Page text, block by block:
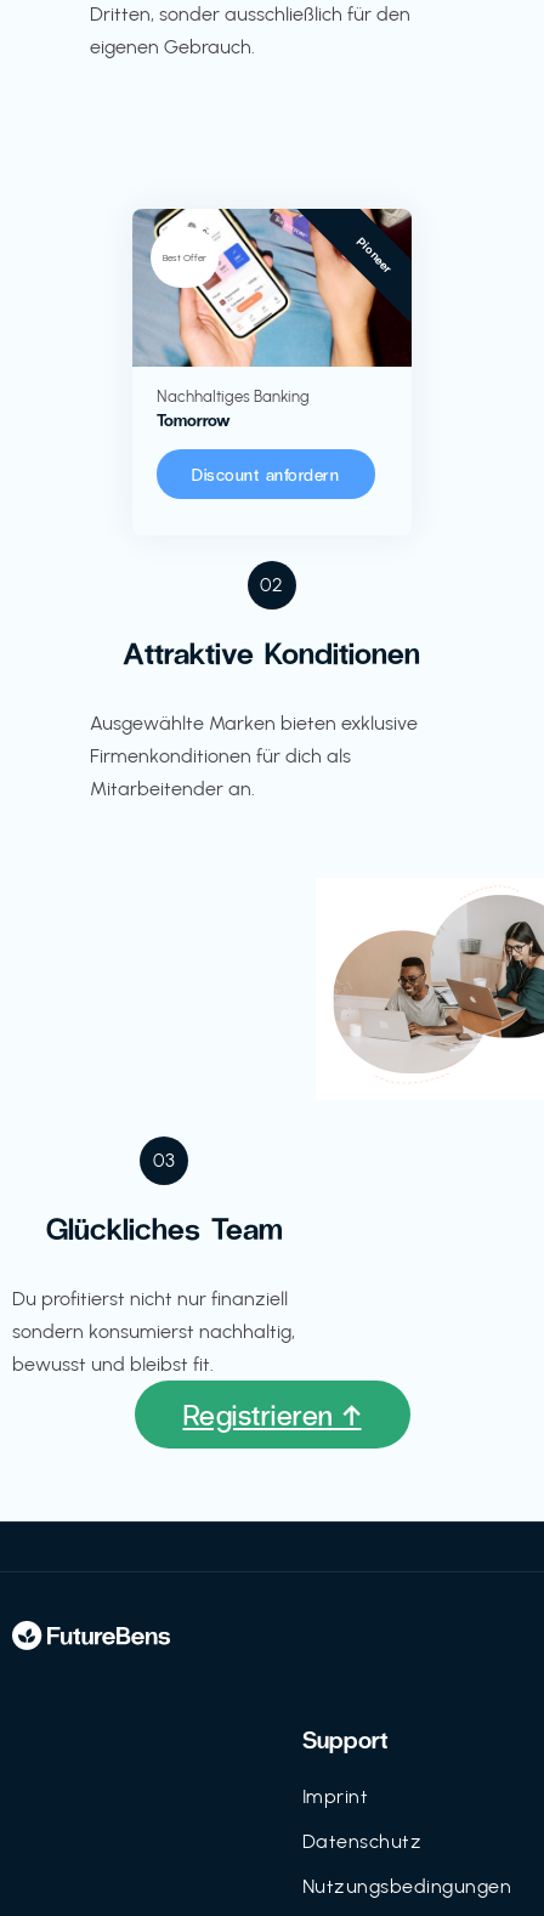
Dritten, sonder ausschließlich für den
eigenen Gebrauch.
02
Attraktive Konditionen
Ausgewählte Marken bieten exklusive
Firmenkonditionen für dich als
Mitarbeitender an.
Best Offer Pioneer
Nachhaltiges Banking
Tomorrow
Discount anfordern
03
Glückliches Team
Du profitierst nicht nur finanziell
sondern konsumierst nachhaltig,
bewusst und bleibst fit.
Registrieren ↑
Support
Imprint
Datenschutz
Nutzungsbedingungen